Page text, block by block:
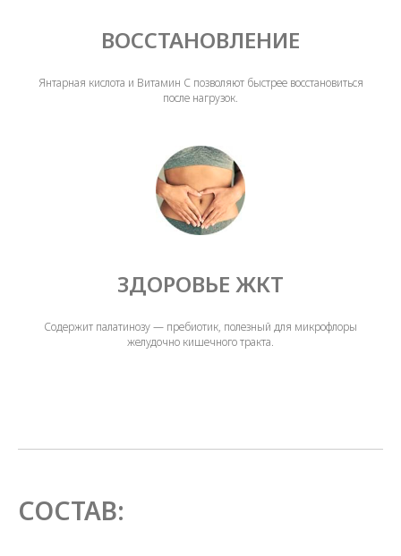
ВОССТАНОВЛЕНИЕ
Янтарная кислота и Витамин С позволяют быстрее восстановиться
после нагрузок.
ЗДОРОВЬЕ ЖКТ
Содержит палатинозу — пребиотик, полезный для микрофлоры
желудочно кишечного тракта.
СОСТАВ: